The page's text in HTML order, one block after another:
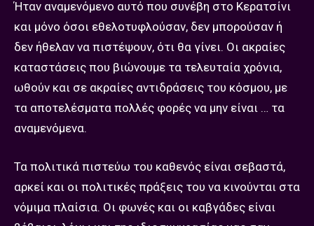
Ήταν αναμενόμενο αυτό που συνέβη στο Κερατσίνι
και μόνο όσοι εθελοτυφλούσαν, δεν μπορούσαν ή
δεν ήθελαν να πιστέψουν, ότι θα γίνει. Οι ακραίες
καταστάσεις που βιώνουμε τα τελευταία χρόνια,
ωθούν και σε ακραίες αντιδράσεις του κόσμου, με
τα αποτελέσματα πολλές φορές να μην είναι … τα
αναμενόμενα.
Τα πολιτικά πιστεύω του καθενός είναι σεβαστά,
αρκεί και οι πολιτικές πράξεις του να κινούνται στα
νόμιμα πλαίσια. Οι φωνές και οι καβγάδες είναι